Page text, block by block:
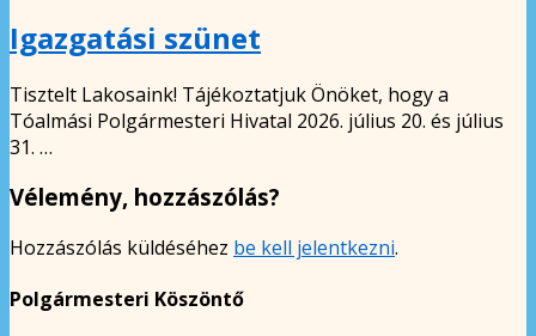
Igazgatási szünet
Tisztelt Lakosaink! Tájékoztatjuk Önöket, hogy a
Tóalmási Polgármesteri Hivatal 2026. július 20. és július
31. …
Vélemény, hozzászólás?
Hozzászólás küldéséhez be kell jelentkezni.
Polgármesteri Köszöntő